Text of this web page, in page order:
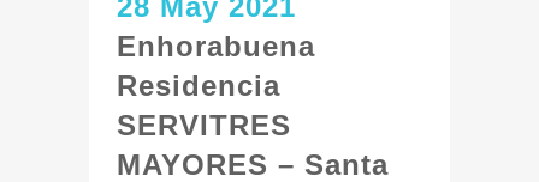
28 May 2021
Enhorabuena
Residencia
SERVITRES
MAYORES – Santa